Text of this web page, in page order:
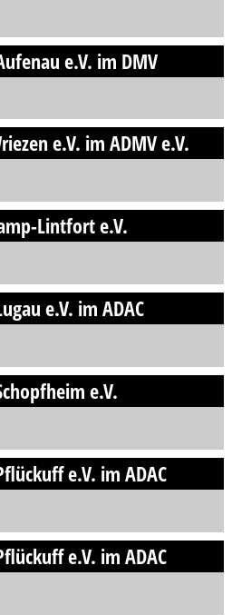
e.V. im DMV
e.V. im ADMV e.V.
Lintfort e.V.
e.V. im ADAC
e.V.
e.V. im ADAC
e.V. im ADAC